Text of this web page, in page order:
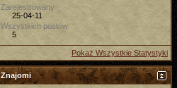
Zarejestrowany
25-04-11
Wszystkich postów
5
Pokaż Wszystkie Statystyki
Znajomi